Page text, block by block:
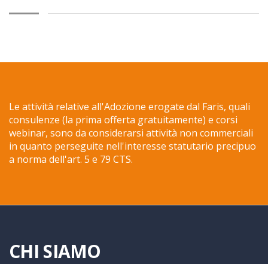
Le attività relative all'Adozione erogate dal Faris, quali
consulenze (la prima offerta gratuitamente) e corsi
webinar, sono da considerarsi attività non commerciali
in quanto perseguite nell'interesse statutario precipuo
a norma dell'art. 5 e 79 CTS.
CHI SIAMO